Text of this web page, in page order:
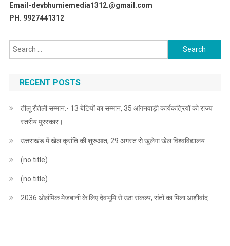
Email-devbhumiemedia1312.@gmail.com
PH. 9927441312
Search
for:
RECENT POSTS
तीलू रौतेली सम्मान:- 13 बेटियों का सम्मान, 35 आंगनवाड़ी कार्यकत्रियों को राज्य
स्तरीय पुरस्कार।
उत्तराखंड में खेल क्रांति की शुरुआत, 29 अगस्त से खुलेगा खेल विश्वविद्यालय
(no title)
(no title)
2036 ओलंपिक मेजबानी के लिए देवभूमि से उठा संकल्प, संतों का मिला आशीर्वाद